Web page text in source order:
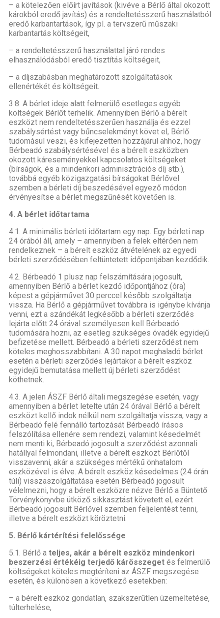
– a kötelezően előírt javítások (kivéve a Bérlő által okozott
károkból eredő javítás) és a rendeltetésszerű használatból
eredő karbantartások, így pl. a tervszerű műszaki
karbantartás költségeit,
– a rendeltetésszerű használattal járó rendes
elhasználódásból eredő tisztítás költségeit,
– a díjszabásban meghatározott szolgáltatások
ellenértékét és költségeit.
3.8. A bérlet ideje alatt felmerülő esetleges egyéb
költségek Bérlőt terhelik. Amennyiben Bérlő a bérelt
eszközt nem rendeltetésszerűen használja és ezzel
szabálysértést vagy bűncselekményt követ el, Bérlő
tudomásul veszi, és kifejezetten hozzájárul ahhoz, hogy
Bérbeadó szabálysértésével és a bérelt eszközben
okozott káreseményekkel kapcsolatos költségeket
(bírságok, és a mindenkori adminisztrációs díj stb.),
továbbá egyéb közigazgatási bírságokat Bérlővel
szemben a bérleti díj beszedésével egyező módon
érvényesítse a bérlet megszűnését követően is.
4. A bérlet időtartama
4.1. A minimális bérleti időtartam egy nap. Egy bérleti nap
24 órából áll, amely – amennyiben a felek eltérően nem
rendelkeznek – a bérelt eszköz átvételének az egyedi
bérleti szerződésében feltüntetett időpontjában kezdődik.
4.2. Bérbeadó 1 plusz nap felszámítására jogosult,
amennyiben Bérlő a bérlet kezdő időpontjához (óra)
képest a gépjárművet 30 perccel később szolgáltatja
vissza. Ha Bérlő a gépjárművet továbbra is igénybe kívánja
venni, ezt a szándékát legkésőbb a bérleti szerződés
lejárta előtt 24 órával személyesen kell Bérbeadó
tudomására hozni, az esetleg szükséges óvadék egyidejű
befizetése mellett. Bérbeadó a bérleti szerződést nem
köteles meghosszabbítani. A 30 napot meghaladó bérlet
esetén a bérleti szerződés lejártakor a bérelt eszköz
egyidejű bemutatása mellett új bérleti szerződést
köthetnek.
4.3. A jelen ÁSZF Bérlő általi megszegése esetén, vagy
amennyiben a bérlet letelte után 24 órával Bérlő a bérelt
eszközt kellő indok nélkül nem szolgáltatja vissza, vagy a
Bérbeadó felé fennálló tartozását Bérbeadó írásos
felszólítása ellenére sem rendezi, valamint késedelmét
nem menti ki, Bérbeadó jogosult a szerződést azonnali
hatállyal felmondani, illetve a bérelt eszközt Bérlőtől
visszavenni, akár a szükséges mértékű önhatalom
eszközével is élve. A bérelt eszköz késedelmes (24 órán
túli) visszaszolgáltatása esetén Bérbeadó jogosult
vélelmezni, hogy a bérelt eszközre nézve Bérlő a Büntető
Törvénykönyvbe ütköző sikkasztást követett el, ezért
Bérbeadó jogosult Bérlővel szemben feljelentést tenni,
illetve a bérelt eszközt köröztetni.
5. Bérlő kártérítési felelőssége
5.1. Bérlő a teljes, akár a bérelt eszköz mindenkori
beszerzési értékéig terjedő kárösszeget és felmerülő
költségeket köteles megtéríteni az ÁSZF megszegése
esetén, és különösen a következő esetekben:
– a bérelt eszköz gondatlan, szakszerűtlen üzemeltetése,
túlterhelése,